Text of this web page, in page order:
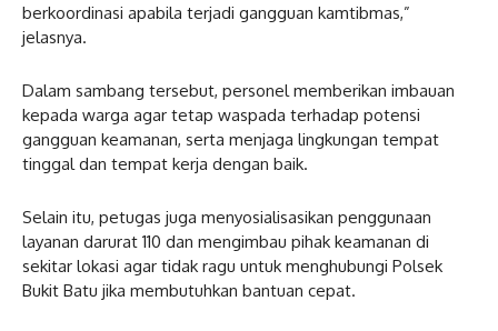
berkoordinasi apabila terjadi gangguan kamtibmas,”
jelasnya.
Dalam sambang tersebut, personel memberikan imbauan
kepada warga agar tetap waspada terhadap potensi
gangguan keamanan, serta menjaga lingkungan tempat
tinggal dan tempat kerja dengan baik.
Selain itu, petugas juga menyosialisasikan penggunaan
layanan darurat 110 dan mengimbau pihak keamanan di
sekitar lokasi agar tidak ragu untuk menghubungi Polsek
Bukit Batu jika membutuhkan bantuan cepat.